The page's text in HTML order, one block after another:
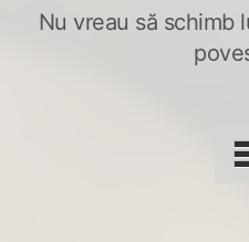
Nu vreau să schimb